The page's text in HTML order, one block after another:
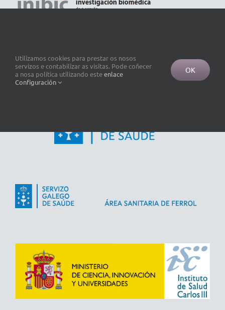
Utilizamos cookies para prestar os nosos
servizos e contabilizar as visitas. Pode coñecer
a nosa política utilizando esteenlace
Configuración
OK